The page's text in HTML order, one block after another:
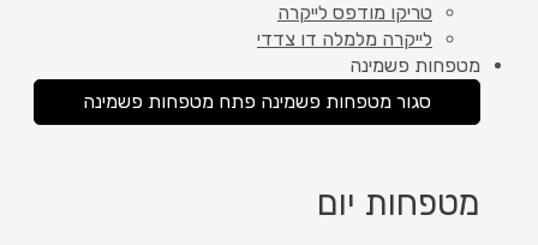
טריקו מודפס לייקרה
לייקרה מלמלה דו צדדי
מטפחות פשמינה
סגור מטפחות פשמינה פתח מטפחות פשמינה
מטפחות יום